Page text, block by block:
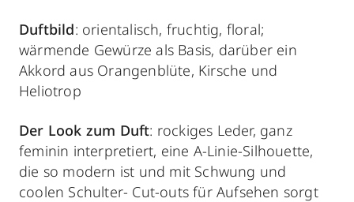
Duftbild: orientalisch, fruchtig, floral;
wärmende Gewürze als Basis, darüber ein
Akkord aus Orangenblüte, Kirsche und
Heliotrop
Der Look zum Duft: rockiges Leder, ganz
feminin interpretiert, eine A-Linie-Silhouette,
die so modern ist und mit Schwung und
coolen Schulter- Cut-outs für Aufsehen sorgt